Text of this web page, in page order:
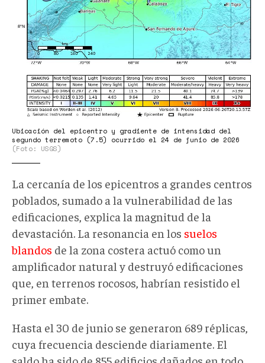
Ubicación del epicentro y gradiente de intensidad del
segundo terremoto (7.5) ocurrido el 24 de junio de 2026
(Foto: USGS)
La cercanía de los epicentros a grandes centros
poblados, sumado a la vulnerabilidad de las
edificaciones, explica la magnitud de la
devastación. La resonancia en los suelos
blandos de la zona costera actuó como un
amplificador natural y destruyó edificaciones
que, en terrenos rocosos, habrían resistido el
primer embate.
Hasta el 30 de junio se generaron 689 réplicas,
cuya frecuencia desciende diariamente. El